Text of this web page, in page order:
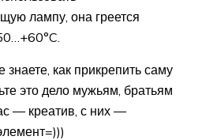
лампу, она греется
знаете, как прикрепить саму
это дело мужьям, братьям
— креатив, с них —